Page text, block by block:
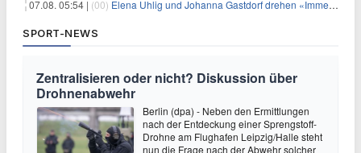
07.08. 05:54 | (00) Elena Uhlig und Johanna Gastdorf drehen «Immer fehlt was»
SPORT-NEWS
Zentralisieren oder nicht? Diskussion über
Drohnenabwehr
Berlin (dpa) - Neben den Ermittlungen
nach der Entdeckung einer Sprengstoff-
Drohne am Flughafen Leipzig/Halle steht
nun die Frage nach der Abwehr solcher